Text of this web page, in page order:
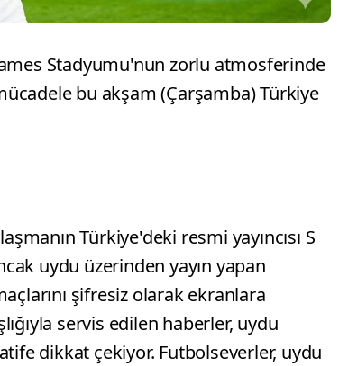
Stadyumu'nun zorlu atmosferinde
bu akşam (Çarşamba) Türkiye
Türkiye'deki resmi yayıncısı S
uydu üzerinden yayın yapan
şifresiz olarak ekranlara
servis edilen haberler, uydu
dikkat çekiyor. Futbolseverler, uydu